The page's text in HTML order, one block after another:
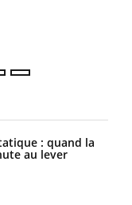
: quand la
au lever